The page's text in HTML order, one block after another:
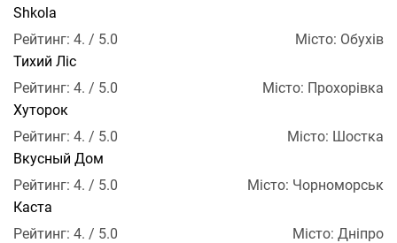
Shkola
Рейтинг: 4. / 5.0
Місто: Обухів
Тихий Ліс
Рейтинг: 4. / 5.0
Місто: Прохорівка
Хуторок
Рейтинг: 4. / 5.0
Місто: Шостка
Вкусный Дом
Рейтинг: 4. / 5.0
Місто: Чорноморськ
Каста
Рейтинг: 4. / 5.0
Місто: Дніпро